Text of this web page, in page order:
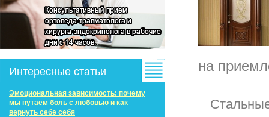
Интересные статьи
Эмоциональная зависимость: почему
мы путаем боль с любовью и как
вернуть себе себя
на